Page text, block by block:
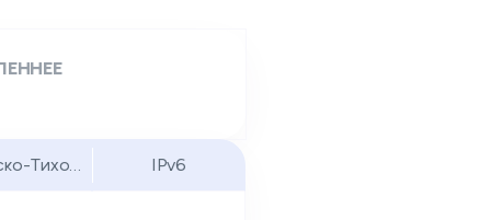
Тихоокеанский регион
IPv6